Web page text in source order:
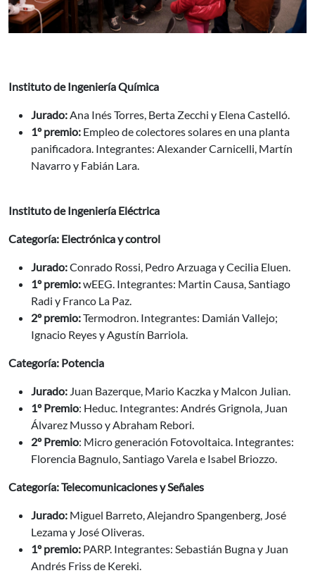
Instituto de Ingeniería Química
Jurado:Ana Inés Torres, Berta Zecchi y Elena Castelló.
1º premio: Empleo de colectores solares en una planta
panificadora. Integrantes: Alexander Carnicelli, Martín
Navarro y Fabián Lara.
Instituto de Ingeniería Eléctrica
Categoría: Electrónica y control
Jurado:Conrado Rossi, Pedro Arzuaga y Cecilia Eluen.
1º premio:wEEG. Integrantes: Martin Causa, Santiago
Radi y Franco La Paz.
2º premio:Termodron. Integrantes: Damián Vallejo;
Ignacio Reyes y Agustín Barriola.
Categoría: Potencia
Jurado: Juan Bazerque, Mario Kaczka y Malcon Julian.
1º Premio: Heduc. Integrantes: Andrés Grignola, Juan
Álvarez Musso y Abraham Rebori.
2º Premio: Micro generación Fotovoltaica. Integrantes:
Florencia Bagnulo, Santiago Varela e Isabel Briozzo.
Categoría: Telecomunicaciones y Señales
Jurado: Miguel Barreto, Alejandro Spangenberg, José
Lezama y José Oliveras.
1º premio: PARP. Integrantes: Sebastián Bugna y Juan
Andrés Friss de Kereki.